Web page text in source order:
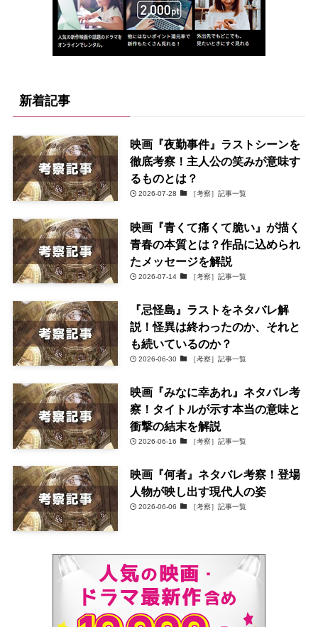
新着記事
映画『夜勤事件』ラストシーンを
徹底考察！主人公の笑みが意味す
るものとは？
2026-07-28 ［考察］記事一覧
映画『青くて痛くて脆い』が描く
青春の本質とは？作品に込められ
たメッセージを解説
2026-07-14 ［考察］記事一覧
『忌怪島』ラストをネタバレ解
説！怪異は終わったのか、それと
も続いているのか？
2026-06-30 ［考察］記事一覧
映画『みなに幸あれ』ネタバレ考
察！タイトルが示す本当の意味と
衝撃の結末を解説
2026-06-16 ［考察］記事一覧
映画『何者』ネタバレ考察！登場
人物が映し出す現代人の姿
2026-06-06 ［考察］記事一覧